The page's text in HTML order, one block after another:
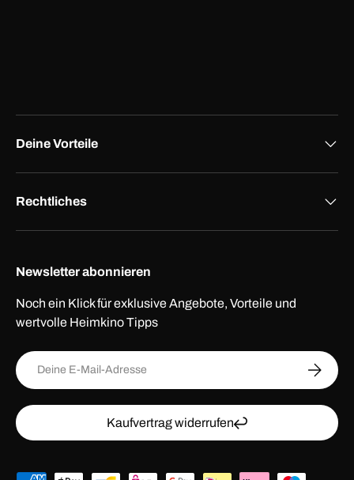
Deine Vorteile
Rechtliches
Newsletter abonnieren
Noch ein Klick für exklusive Angebote, Vorteile und
wertvolle Heimkino Tipps
E-Mail
Kaufvertrag widerrufen